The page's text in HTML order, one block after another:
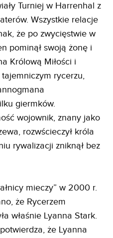
Turniej w Harrenhal z
Wszystkie relacje
że po zwycięstwie w
pominął swoją żonę i
Królową Miłości i
rycerzu,
giermków.
wojownik, znany jako
rozwścieczył króla
rywalizacji zniknął bez
mieczy” w 2000 r.
że Rycerzem
właśnie Lyanna Stark.
że Lyanna